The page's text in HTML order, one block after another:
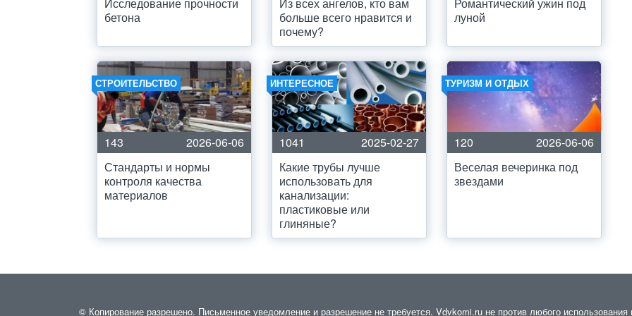
бетона
больше всего нравится и
почему?
луной
СТРОИТЕЛЬСТВО
143
2026-06-06
Стандарты и нормы
контроля качества
материалов
ИНТЕРЕСНОЕ
1041
2025-02-27
Какие трубы лучше
использовать для
канализации:
пластиковые или
глиняные?
ТУРИЗМ И ОТДЫХ
120
2026-06-06
Веселая вечеринка под
звездами
© Копирование разрешено. Письменное уведомление и разрешение не требуется. Vdvkomi.ru не против любого использования